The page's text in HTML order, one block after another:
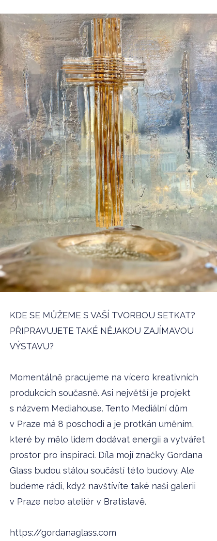
KDE SE MŮŽEME S VAŠÍ TVORBOU SETKAT?
PŘIPRAVUJETE TAKÉ NĚJAKOU ZAJÍMAVOU
VÝSTAVU?
Momentálně pracujeme na vícero kreativních
produkcích současně. Asi největší je projekt
s názvem Mediahouse. Tento Mediální dům
v Praze má 8 poschodí a je protkán uměním,
které by mělo lidem dodávat energii a vytvářet
prostor pro inspiraci. Díla mojí značky Gordana
Glass budou stálou součástí této budovy. Ale
budeme rádi, když navštívíte také naši galerii
v Praze nebo ateliér v Bratislavě.
https://gordanaglass.com